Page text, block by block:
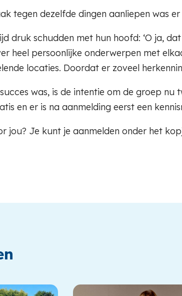
tegen dezelfde dingen aanliepen was
druk schudden met hun hoofd: ‘O ja,
heel persoonlijke onderwerpen met
locaties. Doordat er zoveel
was, is de intentie om de groep
en er is na aanmelding eerst een
jou? Je kunt je aanmelden onder het